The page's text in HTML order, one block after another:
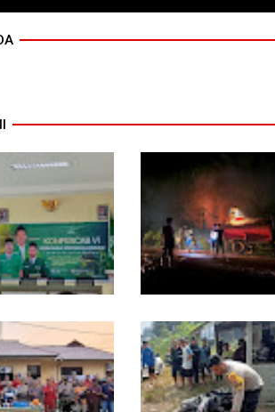
GP Ansor
Hadiri
Sanggau:
Harus Militan
13 Jam Berjuang,
Polsek Toba dan
Warga Berhasil
Jinakkan Karhutla 7
Hektare di Desa
Bagan Asam